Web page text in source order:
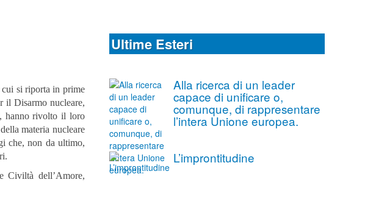
cui si riporta in prime
il Disarmo nucleare,
hanno rivolto il loro
materia nucleare
che, non da ultimo,
Civiltà dell’Amore,
Ultime Esteri
Alla ricerca di un leader
capace di unificare o,
comunque, di rappresentare
l’intera Unione europea.
L’improntitudine